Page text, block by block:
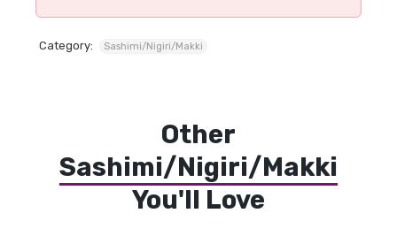
Category: Sashimi/Nigiri/Makki
Other
Sashimi/Nigiri/Makki
You'll Love